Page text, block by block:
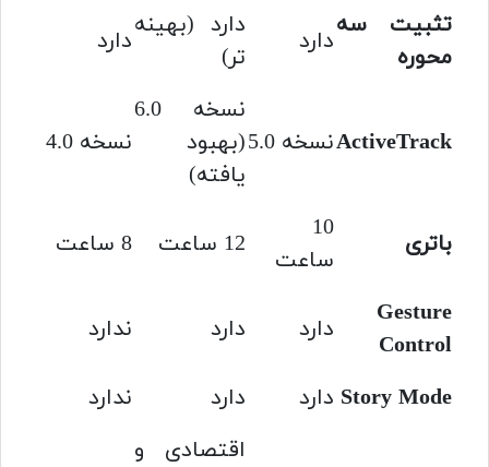
تثبیت سه
محوره
دارد
دارد (بهینه
تر)
دارد
ActiveTrackنسخه 5.0
نسخه 6.0
(بهبود
یافته)
نسخه 4.0
باتری
10
ساعت
12 ساعت 8 ساعت
Gesture
Control
دارد دارد ندارد
Story Mode دارد دارد ندارد
اقتصادی و